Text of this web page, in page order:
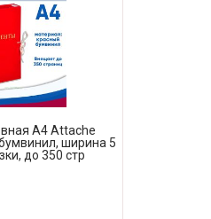
А4 Attache
ширина 5
до 350 стр